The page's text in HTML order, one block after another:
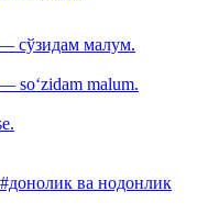
сўзидам малум.
so‘zidam malum.
#донолик ва нодонлик